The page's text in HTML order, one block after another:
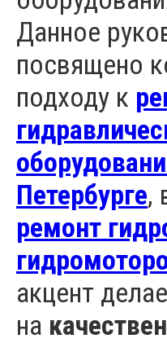
Данное
посвящено
подходу к
Петербурге,
ремонт
акцент
на